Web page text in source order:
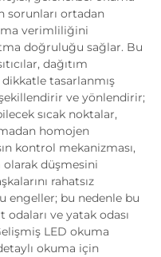
sorunları ortadan
verimliliğini
doğruluğu sağlar. Bu
dağıtım
tasarlanmış
şekillendirir ve yönlendirir;
sıcak noktalar,
homojen
kontrol mekanizması,
olarak düşmesini
rahatsız
engeller; bu nedenle bu
ve yatak odası
LED okuma
okuma için